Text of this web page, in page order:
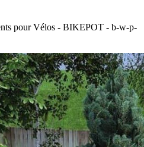
pour Vélos - BIKEPOT - b-w-p-